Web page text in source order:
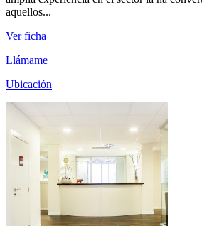
aquellos...
Ver ficha
Llámame
Ubicación